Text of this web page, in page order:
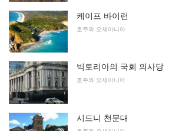
케이프 바이런
호주와 오세아니아
빅토리아의 국회 의사당
호주와 오세아니아
시드니 천문대